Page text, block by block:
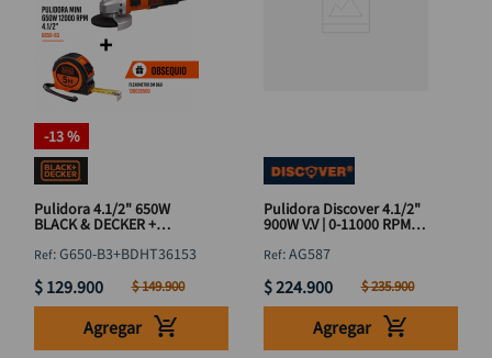
-13 %
Pulidora 4.1/2" 650W
BLACK & DECKER +
:G650-B3+BDHT36153
$ 129.900 $149.900
Agregar
Pulidora Discover 4.1/2"
900W V.V | 0-11000 RPM
:AG587
$224.900 $235.900
Agregar